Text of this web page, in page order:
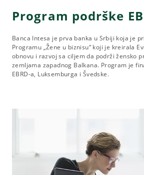
Program podrške
Banca Intesa je prva banka u Srbiji koja je
Programu „Žene u biznisu“ koji je kreirala
obnovu i razvoj sa ciljem da podrži žensko
zemljama zapadnog Balkana. Program je
EBRD-a, Luksemburga i Švedske.